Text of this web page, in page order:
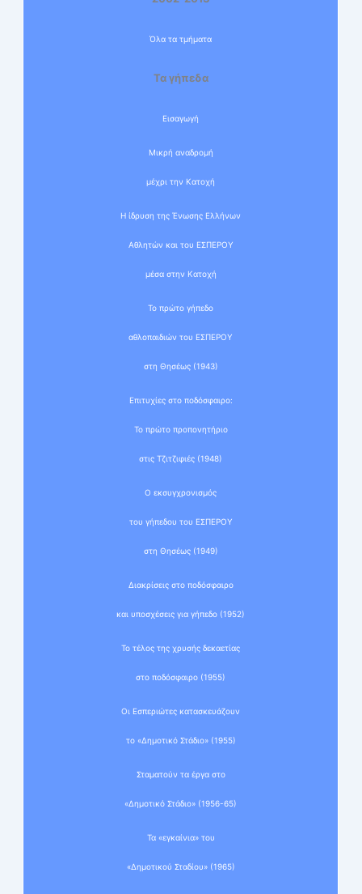
Όλα τα τμήματα
Τα γήπεδα
Εισαγωγή
Μικρή αναδρομή
μέχρι την Κατοχή
Η ίδρυση της Ένωσης Ελλήνων
Αθλητών και του ΕΣΠΕΡΟΥ
μέσα στην Κατοχή
Το πρώτο γήπεδο
αθλοπαιδιών του ΕΣΠΕΡΟΥ
στη Θησέως (1943)
Επιτυχίες στο ποδόσφαιρο:
Το πρώτο προπονητήριο
στις Τζιτζιφιές (1948)
Ο εκσυγχρονισμός
του γήπεδου του ΕΣΠΕΡΟΥ
στη Θησέως (1949)
Διακρίσεις στο ποδόσφαιρο
και υποσχέσεις για γήπεδο (1952)
Το τέλος της χρυσής δεκαετίας
στο ποδόσφαιρο (1955)
Οι Εσπεριώτες κατασκευάζουν
το «Δημοτικό Στάδιο» (1955)
Σταματούν τα έργα στο
«Δημοτικό Στάδιο» (1956-65)
Τα «εγκαίνια» του
«Δημοτικού Σταδίου» (1965)